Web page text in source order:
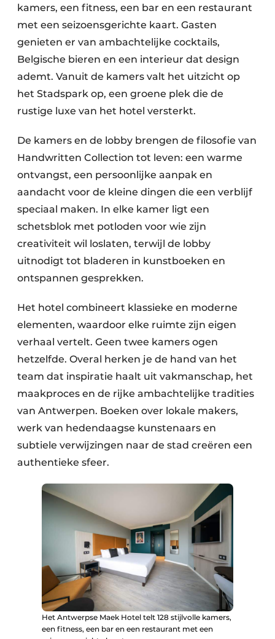
kamers, een fitness, een bar en een restaurant
met een seizoensgerichte kaart. Gasten
genieten er van ambachtelijke cocktails,
Belgische bieren en een interieur dat design
ademt. Vanuit de kamers valt het uitzicht op
het Stadspark op, een groene plek die de
rustige luxe van het hotel versterkt.
De kamers en de lobby brengen de filosofie van
Handwritten Collection tot leven: een warme
ontvangst, een persoonlijke aanpak en
aandacht voor de kleine dingen die een verblijf
speciaal maken. In elke kamer ligt een
schetsblok met potloden voor wie zijn
creativiteit wil loslaten, terwijl de lobby
uitnodigt tot bladeren in kunstboeken en
ontspannen gesprekken.
Het hotel combineert klassieke en moderne
elementen, waardoor elke ruimte zijn eigen
verhaal vertelt. Geen twee kamers ogen
hetzelfde. Overal herken je de hand van het
team dat inspiratie haalt uit vakmanschap, het
maakproces en de rijke ambachtelijke tradities
van Antwerpen. Boeken over lokale makers,
werk van hedendaagse kunstenaars en
subtiele verwijzingen naar de stad creëren een
authentieke sfeer.
Het Antwerpse Maek Hotel telt 128 stijlvolle kamers,
een fitness, een bar en een restaurant met een